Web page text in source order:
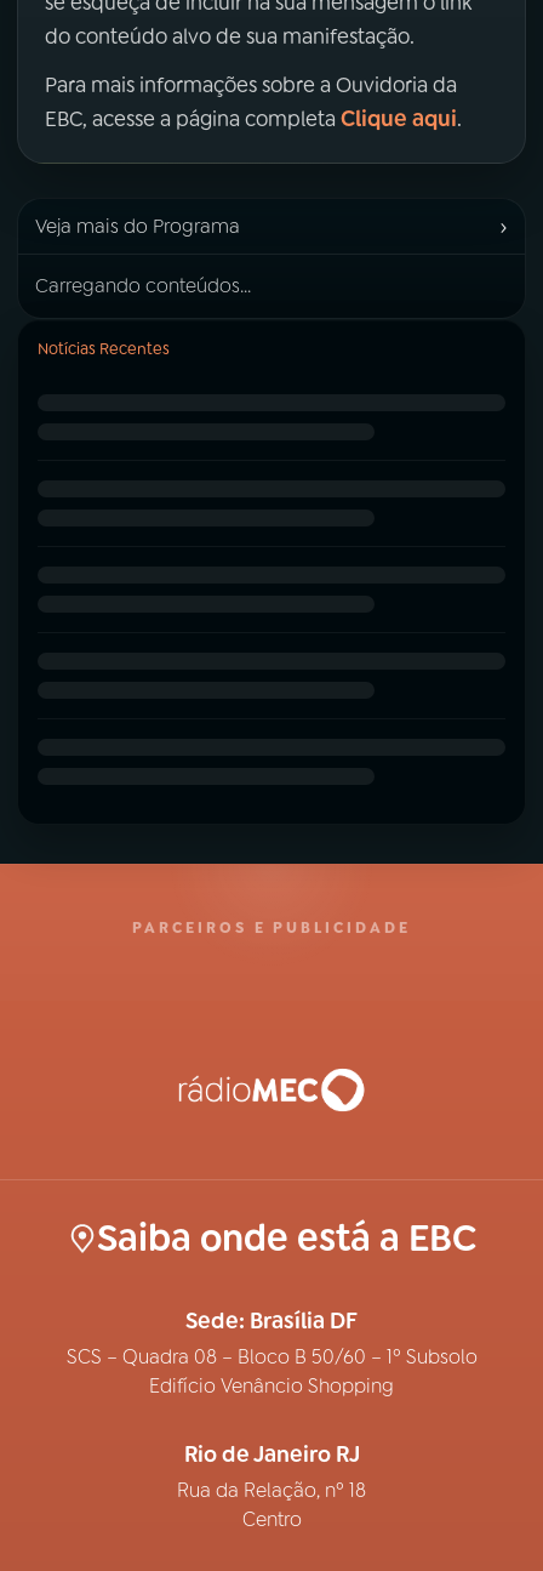
do conteúdo alvo de sua manifestação.
Para mais informações sobre a Ouvidoria da
EBC, acesse a página completa Clique aqui.
Veja mais do Programa ›
Carregando conteúdos...
Notícias Recentes
PARCEIROS E PUBLICIDADE
Saiba onde está a EBC
Sede: Brasília DF
SCS – Quadra 08 – Bloco B 50/60 – 1º Subsolo
Edifício Venâncio Shopping
Rio de Janeiro RJ
Rua da Relação, nº 18
Centro